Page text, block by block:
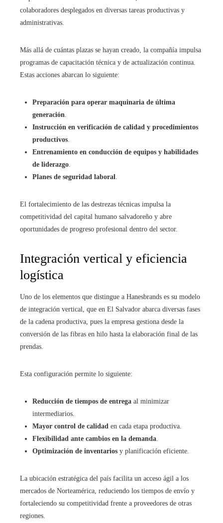
colaboradores desplegados en diversas tareas productivas y
administrativas.
Más allá de cuántas plazas se hayan creado, la compañía impulsa
programas de capacitación técnica y de actualización continua.
Estas acciones abarcan lo siguiente:
Preparación para operar maquinaria de última
generación.
Instrucción en verificación de calidad y procedimientos
productivos.
Entrenamiento en conducción de equipos y habilidades
de liderazgo.
Planes de seguridad laboral.
El fortalecimiento de las destrezas técnicas impulsa la
competitividad del capital humano salvadoreño y abre
oportunidades de progreso profesional dentro del sector.
Integración vertical y eficiencia
logística
Uno de los elementos que distingue a Hanesbrands es su modelo
de integración vertical, que en El Salvador abarca diversas fases
de la cadena productiva, pues la empresa gestiona desde la
conversión de las fibras en hilo hasta la elaboración final de las
prendas.
Esta configuración permite lo siguiente:
Reducción de tiempos de entrega al minimizar
intermediarios.
Mayor control de calidad en cada etapa productiva.
Flexibilidad ante cambios en la demanda.
Optimización de inventarios y planificación eficiente.
La ubicación estratégica del país facilita un acceso ágil a los
mercados de Norteamérica, reduciendo los tiempos de envío y
fortaleciendo su competitividad frente a proveedores de otras
regiones.